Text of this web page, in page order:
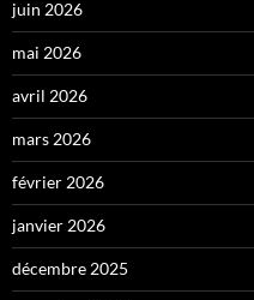
juin 2026
mai 2026
avril 2026
mars 2026
février 2026
janvier 2026
décembre 2025